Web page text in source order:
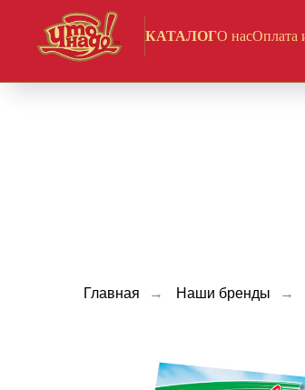
КАТАЛОГО насОплата
Главная → Наши бренды →